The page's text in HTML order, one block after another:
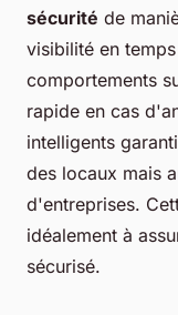
sécurité de
visibilité en
comportements
rapide en cas
intelligents
des locaux mais
d'entreprises.
idéalement à
sécurisé.